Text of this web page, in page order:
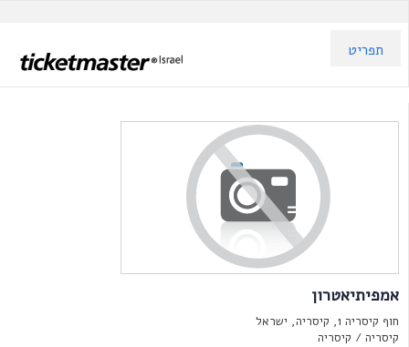
תפריט
אמפיתיאטרון
חוף קיסריה 1, קיסריה, ישראל
קיסריה / קיסריה